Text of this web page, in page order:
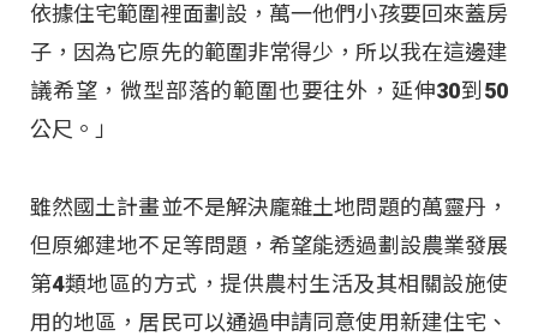
依據住宅範圍裡面劃設，萬一他們小孩要回來蓋房
子，因為它原先的範圍非常得少，所以我在這邊建
議希望，微型部落的範圍也要往外，延伸30到50
公尺。」
雖然國土計畫並不是解決龐雜土地問題的萬靈丹，
但原鄉建地不足等問題，希望能透過劃設農業發展
第4類地區的方式，提供農村生活及其相關設施使
用的地區，居民可以通過申請同意使用新建住宅、